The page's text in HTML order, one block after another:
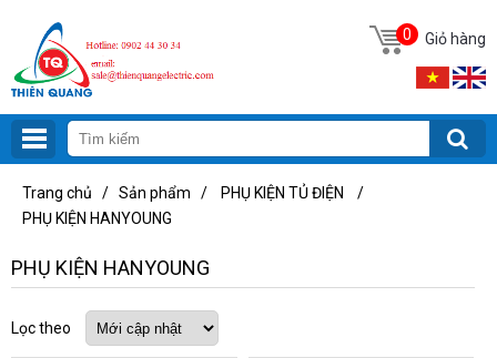
Giỏ hàng
0
Trang chủ / Sản phẩm / PHỤ KIỆN TỦ ĐIỆN
/
PHỤ KIỆN HANYOUNG
PHỤ KIỆN HANYOUNG
Lọc theo